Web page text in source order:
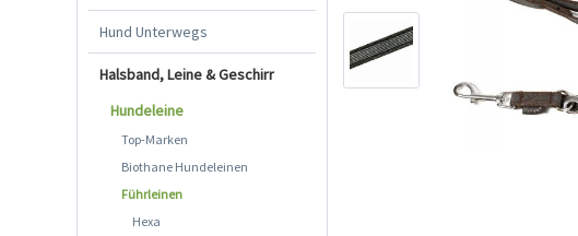
Hund Unterwegs
Halsband, Leine & Geschirr
Hundeleine
Top-Marken
Biothane Hundeleinen
Führleinen
Hexa